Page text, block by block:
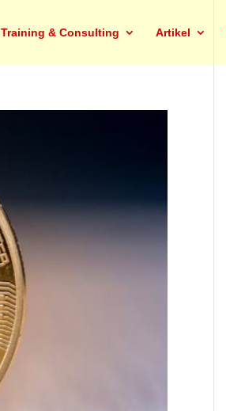
Training & Consulting Artikel